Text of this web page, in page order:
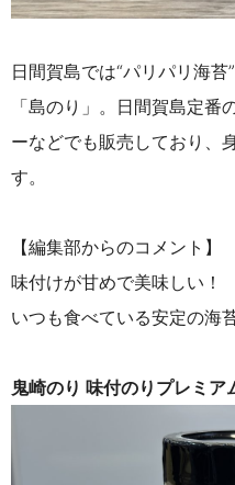
日間賀島では“パリパリ海
「島のり」。日間賀島定
ーなどでも販売しており、
す。
【編集部からのコメント】
味付けが甘めで美味しい！
いつも食べている安定の海苔
鬼崎のり 味付のりプレミア